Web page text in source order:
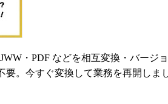
・PDF などを相互変換・バージ
。今すぐ変換して業務を再開しま